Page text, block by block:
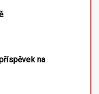
.
na